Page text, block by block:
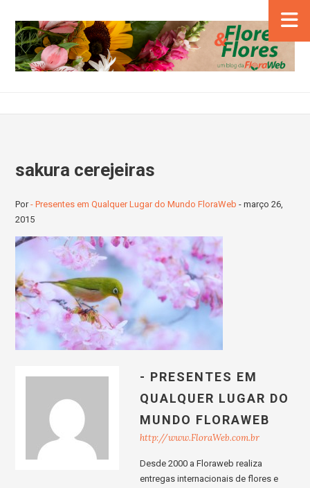
sakura cerejeiras
Por- Presentes em Qualquer Lugar do Mundo FloraWeb -março 26,
2015
- PRESENTES EM
QUALQUER LUGAR DO
MUNDO FLORAWEB
http://www.FloraWeb.com.br
Desde 2000 a Floraweb realiza
entregas internacionais de flores e